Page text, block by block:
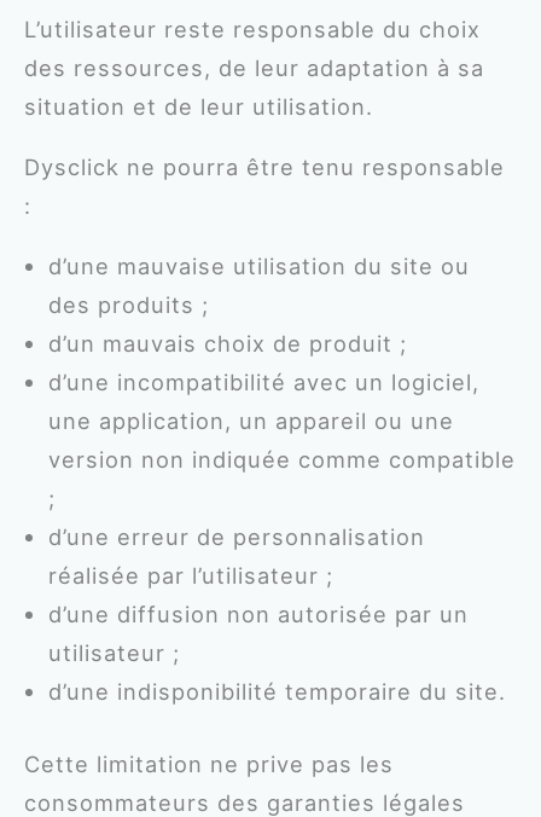
L’utilisateur reste responsable du choix
des ressources, de leur adaptation à sa
situation et de leur utilisation.
Dysclick ne pourra être tenu responsable
:
d’une mauvaise utilisation du site ou
des produits ;
d’un mauvais choix de produit ;
d’une incompatibilité avec un logiciel,
une application, un appareil ou une
version non indiquée comme compatible
;
d’une erreur de personnalisation
réalisée par l’utilisateur ;
d’une diffusion non autorisée par un
utilisateur ;
d’une indisponibilité temporaire du site.
Cette limitation ne prive pas les
consommateurs des garanties légales